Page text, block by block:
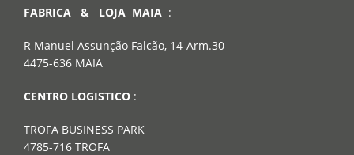
FABRICA & LOJA MAIA :
R Manuel Assunção Falcão, 14-Arm.30
4475-636 MAIA
CENTRO LOGISTICO :
TROFA BUSINESS PARK
4785-716 TROFA